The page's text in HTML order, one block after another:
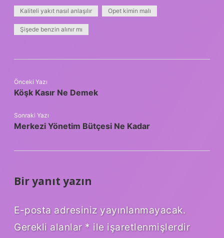
Kaliteli yakıt nasıl anlaşılır Opet kimin malı
Şişede benzin alınır mı
Önceki Yazı
Köşk Kasır Ne Demek
Sonraki Yazı
Merkezi Yönetim Bütçesi Ne Kadar
Bir yanıt yazın
E-posta adresiniz yayınlanmayacak.
Gerekli alanlar * ile işaretlenmişlerdir